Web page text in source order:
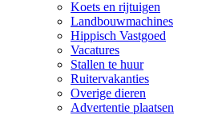
Koets en rijtuigen
Landbouwmachines
Hippisch Vastgoed
Vacatures
Stallen te huur
Ruitervakanties
Overige dieren
Advertentie plaatsen